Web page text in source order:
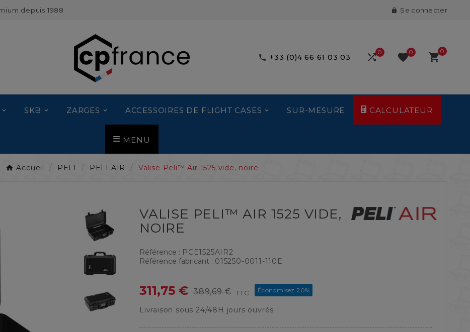
depuis 1988  Se connecter
 +33 (0)4 66 61 03 03 0 0 
0
SKB ZARGES ACCESSOIRES DE FLIGHT CASES SUR-MESURE CALCULATEUR
MENU
Accueil PELI PELI AIR Valise Peli™ Air 1525 vide, noire
VALISE PELI™ AIR 1525 VIDE,
NOIRE
Référence : PCE1525AIR2
Référence fabricant : 015250-0011-110E
311,75 € 389,69 € TTC Économisez 20%
Livraison sous 24/48H jours ouvrés